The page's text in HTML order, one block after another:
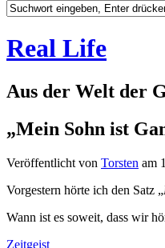
Real Life
Aus der Welt der
„Mein Sohn ist
Veröffentlicht von Torsten am
Vorgestern hörte ich den Satz „
Wann ist es soweit, dass wir
Zeitgeist